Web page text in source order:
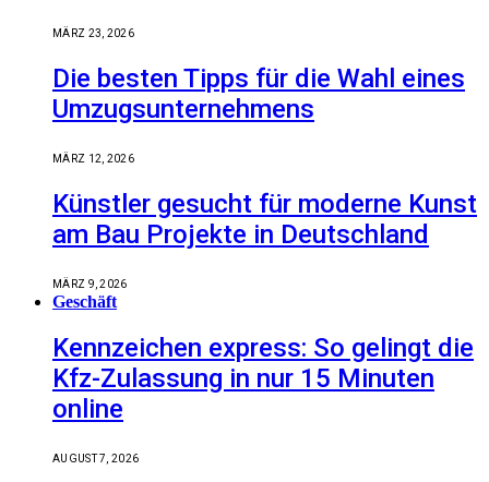
MÄRZ 23, 2026
Die besten Tipps für die Wahl eines
Umzugsunternehmens
MÄRZ 12, 2026
Künstler gesucht für moderne Kunst
am Bau Projekte in Deutschland
MÄRZ 9, 2026
Geschäft
Kennzeichen express: So gelingt die
Kfz-Zulassung in nur 15 Minuten
online
AUGUST 7, 2026